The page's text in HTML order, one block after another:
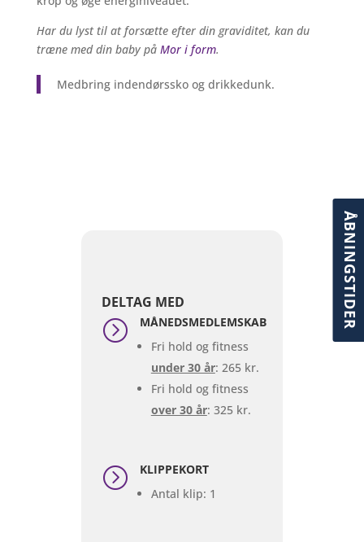
ÅBNINGSTIDER
Har du lyst til at forsætte efter din graviditet, kan du
træne med din baby på Mor i form.
Medbring indendørssko og drikkedunk.
DELTAG MED
=
MÅNEDSMEDLEMSKAB
Fri hold og fitness
under 30 år: 265 kr.
Fri hold og fitness
over 30 år: 325 kr.
=
KLIPPEKORT
Antal klip: 1